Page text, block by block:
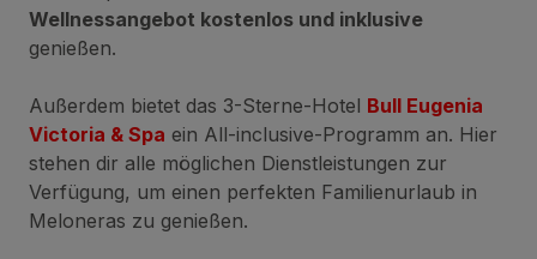
Wellnessangebot kostenlos und inklusive
genießen.
Außerdem bietet das 3-Sterne-Hotel Bull Eugenia
Victoria & Spa ein All-inclusive-Programm an. Hier
stehen dir alle möglichen Dienstleistungen zur
Verfügung, um einen perfekten Familienurlaub in
Meloneras zu genießen.